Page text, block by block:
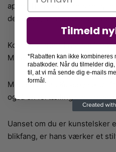
appel. Hans kunst er særligt
det enkle, sanselige og
Kosons værker findes på
Museum til Rijksmuseum.
Med enOhara Koson plakat
også en fortælling om
Uanset om du er kunstelsker
blikfang, er hans værker et
Tilmeld
*Rabatten kan ikke kombineres
rabatkoder. Når du tilmelder
til, at vi må sende dig e-mails
formål.